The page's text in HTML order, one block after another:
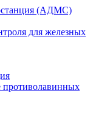
(АДМС)
для железных
противолавинных